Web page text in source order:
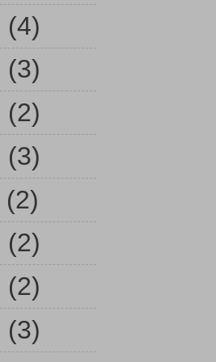
(4)
(3)
(2)
(3)
(2)
(2)
(2)
(3)